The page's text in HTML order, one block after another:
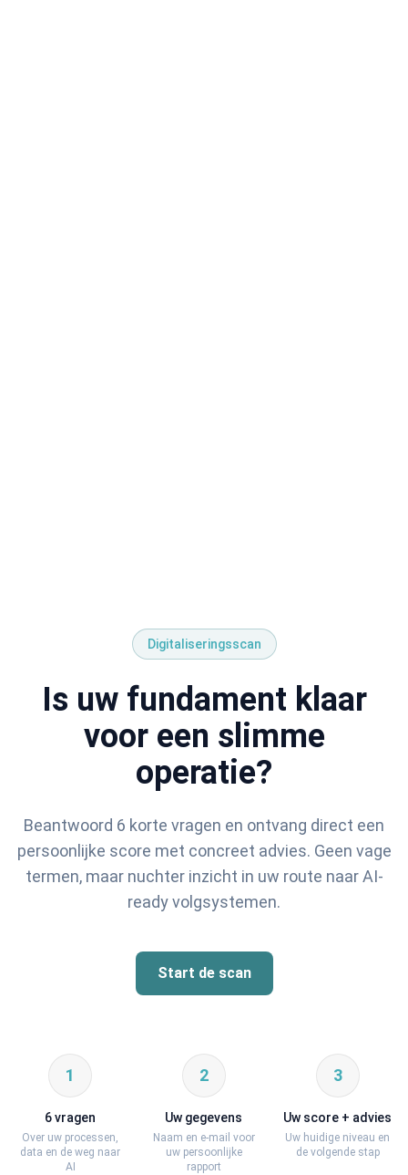
Digitaliseringsscan
Is uw fundament klaar
voor een slimme
operatie?
Beantwoord 6 korte vragen en ontvang direct een
persoonlijke score met concreet advies. Geen vage
termen, maar nuchter inzicht in uw route naar AI-
ready volgsystemen.
Start de scan
1
6 vragen
Over uw processen,
data en de weg naar
AI
2
Uw gegevens
Naam en e-mail voor
uw persoonlijke
rapport
3
Uw score + advies
Uw huidige niveau en
de volgende stap